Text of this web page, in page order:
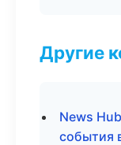
Другие
News
события